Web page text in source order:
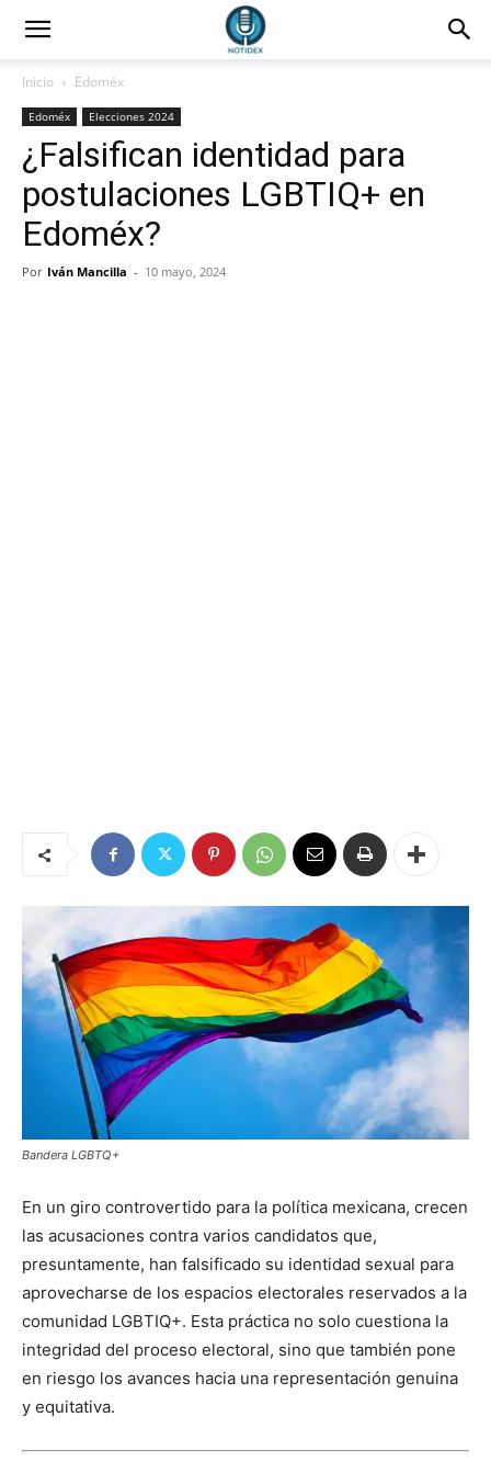
Inicio Edoméx
Edoméx Elecciones 2024
¿Falsifican identidad para
postulaciones LGBTIQ+ en
Edoméx?
Por Iván Mancilla - 10 mayo, 2024
Bandera LGBTQ+
En un giro controvertido para la política mexicana, crecen
las acusaciones contra varios candidatos que,
presuntamente, han falsificado su identidad sexual para
aprovecharse de los espacios electorales reservados a la
comunidad LGBTIQ+. Esta práctica no solo cuestiona la
integridad del proceso electoral, sino que también pone
en riesgo los avances hacia una representación genuina
y equitativa.